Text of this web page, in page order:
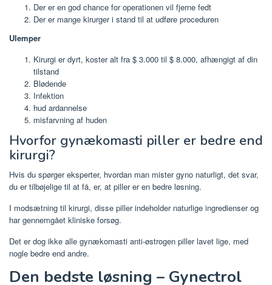
Der er en god chance for operationen vil fjerne fedt
Der er mange kirurger i stand til at udføre proceduren
Ulemper
Kirurgi er dyrt, koster alt fra $ 3.000 til $ 8.000, afhængigt af din
tilstand
Blødende
Infektion
hud ardannelse
misfarvning af huden
Hvorfor gynækomasti piller er bedre end
kirurgi?
Hvis du spørger eksperter, hvordan man mister gyno naturligt, det svar,
du er tilbøjelige til at få, er, at piller er en bedre løsning.
I modsætning til kirurgi, disse piller indeholder naturlige ingredienser og
har gennemgået kliniske forsøg.
Det er dog ikke alle gynækomasti anti-østrogen piller lavet lige, med
nogle bedre end andre.
Den bedste løsning – Gynectrol